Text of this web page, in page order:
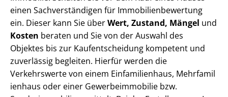
einen Sach­ver­stän­di­gen für Im­mo­bi­li­en­be­wer­tung
ein. Dieser kann Sie überWert, Zustand, Mängel und
Kosten beraten und Sie von der Auswahl des
Objektes bis zur Kauf­ent­schei­dung kompetent und
zuverlässig begleiten. Hierfür werden die
Verkehrswerte von einem Einfamilienhaus, Mehr­fa­mi­l
i­en­haus oder einer Ge­wer­be­im­mo­bi­lie bzw.